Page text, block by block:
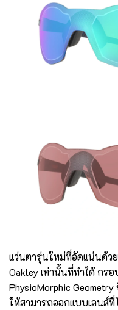
แว่นตารุ่นใหม่ที่อัดแน่นด้ว
Oakley เท่านั้นที่ทำได้ ก
PhysioMorphic
ให้สามารถออกแบบเลนส์